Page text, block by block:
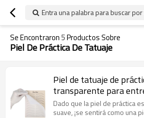
Entra una palabra para buscar
Se Encontraron5Productos Sobre
Piel De Práctica De Tatuaje
Piel de tatuaje de
transparente para
maquillaje permanente
Dado que la piel de práctica
suave, ¡se sentirá como una